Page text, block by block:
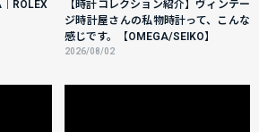
ROLEX
【時計コレクション紹介】ヴィンテー
ジ時計屋さんの私物時計って、こんな
感じです。【OMEGA/SEIKO】
2026/08/02